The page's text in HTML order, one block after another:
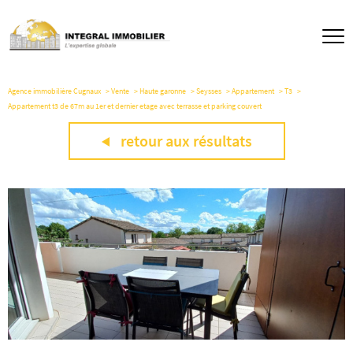
Agence immobilière Cugnaux Vente Haute garonne Seysses Appartement
T3
Appartement t3 de 67m au 1er et dernier etage avec terrasse et parking couvert
retour aux résultats